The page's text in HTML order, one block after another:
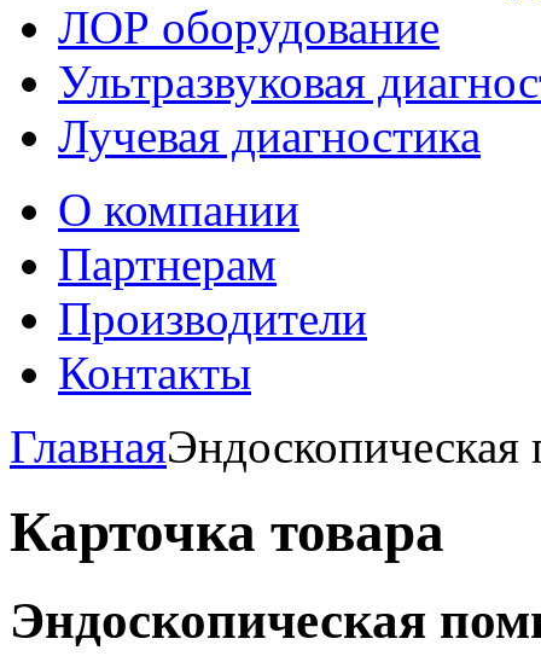
ЛОР оборудование
Ультразвуковая
Лучевая диагностика
О компании
Партнерам
Производители
Контакты
Главная
Карточка товара
Эндоскопическая